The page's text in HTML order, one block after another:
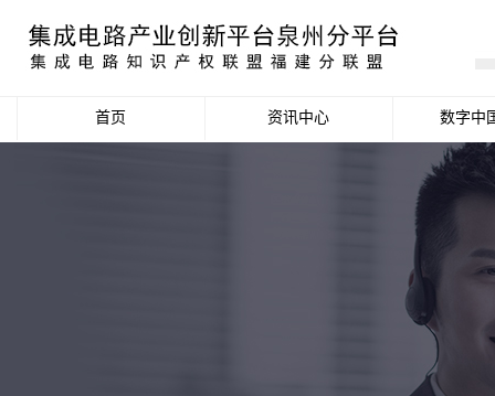
首页 资讯中心 数字中